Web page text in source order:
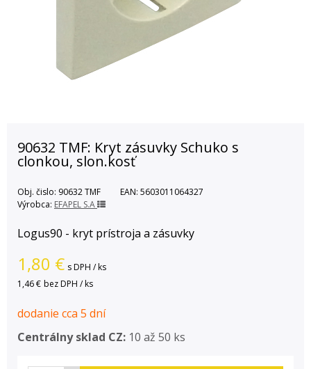
90632 TMF: Kryt zásuvky Schuko s
clonkou, slon.kosť
Obj. čislo: 90632 TMF EAN: 5603011064327
Výrobca: EFAPEL S.A
Logus90 - kryt prístroja a zásuvky
1,80 € s DPH / ks
1,46 € bez DPH / ks
dodanie cca 5 dní
Centrálny sklad CZ: 10 až 50 ks